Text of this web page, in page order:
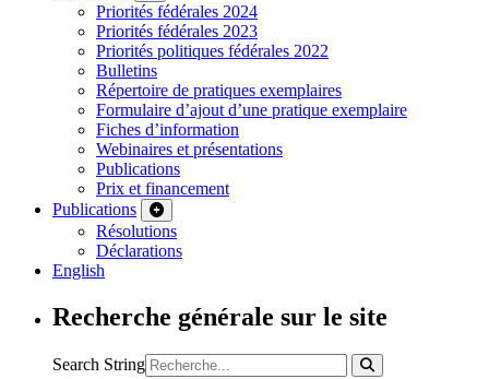
Priorités fédérales 2024
Priorités fédérales 2023
Priorités politiques fédérales 2022
Bulletins
Répertoire de pratiques exemplaires
Formulaire d’ajout d’une pratique exemplaire
Fiches d’information
Webinaires et présentations
Publications
Prix et financement
Publications
Résolutions
Déclarations
English
Recherche générale sur le site
Search String